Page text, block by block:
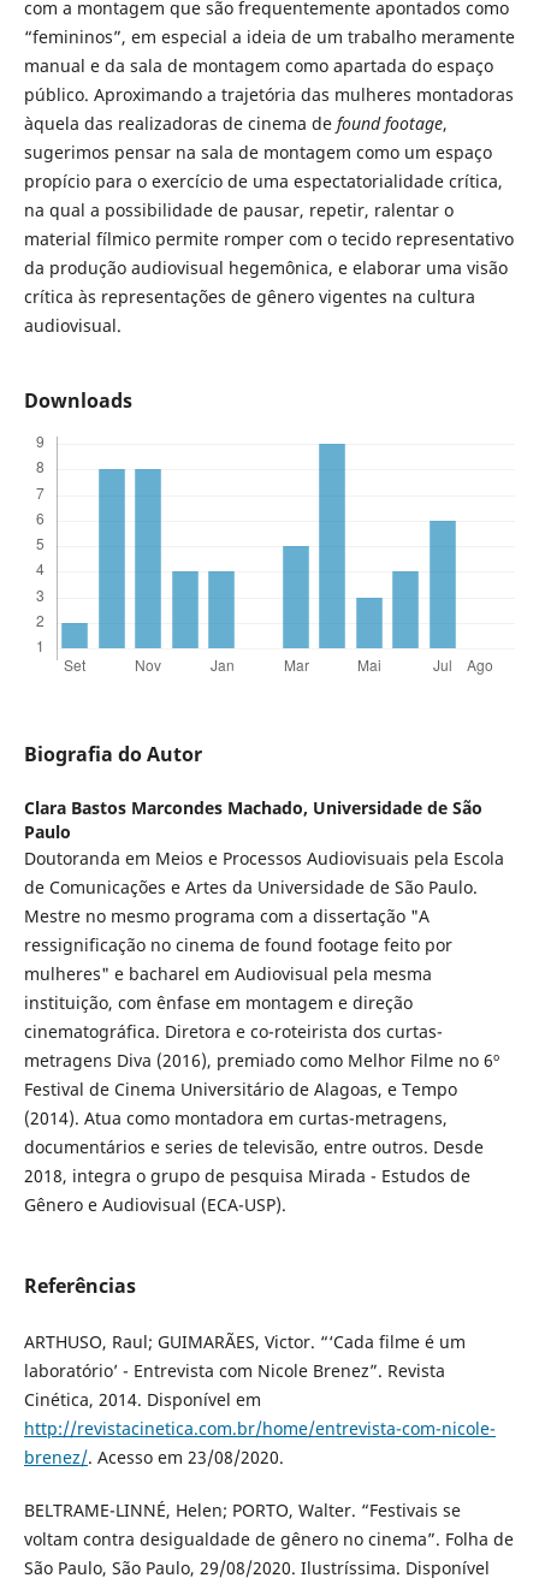
com a montagem que são frequentemente apontados como
“femininos”, em especial a ideia de um trabalho meramente
manual e da sala de montagem como apartada do espaço
público. Aproximando a trajetória das mulheres montadoras
àquela das realizadoras de cinema de found footage,
sugerimos pensar na sala de montagem como um espaço
propício para o exercício de uma espectatorialidade crítica,
na qual a possibilidade de pausar, repetir, ralentar o
material fílmico permite romper com o tecido representativo
da produção audiovisual hegemônica, e elaborar uma visão
crítica às representações de gênero vigentes na cultura
audiovisual.
Downloads
Biografia do Autor
Clara Bastos Marcondes Machado, Universidade de São
Paulo
Doutoranda em Meios e Processos Audiovisuais pela Escola
de Comunicações e Artes da Universidade de São Paulo.
Mestre no mesmo programa com a dissertação "A
ressignificação no cinema de found footage feito por
mulheres" e bacharel em Audiovisual pela mesma
instituição, com ênfase em montagem e direção
cinematográfica. Diretora e co-roteirista dos curtas-
metragens Diva (2016), premiado como Melhor Filme no 6º
Festival de Cinema Universitário de Alagoas, e Tempo
(2014). Atua como montadora em curtas-metragens,
documentários e series de televisão, entre outros. Desde
2018, integra o grupo de pesquisa Mirada - Estudos de
Gênero e Audiovisual (ECA-USP).
Referências
ARTHUSO, Raul; GUIMARÃES, Victor. “‘Cada filme é um
laboratório’ - Entrevista com Nicole Brenez”. Revista
Cinética, 2014. Disponível em
http://revistacinetica.com.br/home/entrevista-com-nicole-
brenez/. Acesso em 23/08/2020.
BELTRAME-LINNÉ, Helen; PORTO, Walter. “Festivais se
voltam contra desigualdade de gênero no cinema”. Folha de
São Paulo, São Paulo, 29/08/2020. Ilustríssima. Disponível